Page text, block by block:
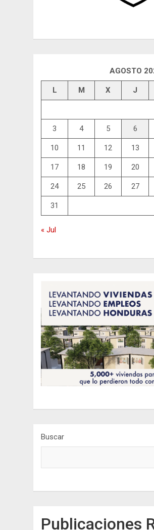
AGOSTO
L M X J
3 4 5 6
10 11 12 13
17 18 19 20
24 25 26 27
31
« Jul
Buscar
Publicaciones